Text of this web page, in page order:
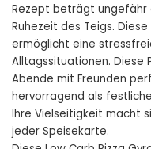
Rezept beträgt ungefähr
Ruhezeit des Teigs.
ermöglicht eine
Alltagssituationen. Diese
Abende mit Freunden
hervorragend als
Ihre Vielseitigkeit macht
jeder Speisekarte.